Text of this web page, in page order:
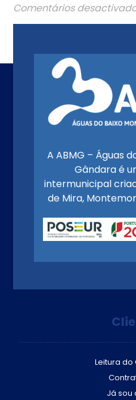
Comentários
A ABMG – Águas
Gândara é
intermunicipal
de Mira,
Leitura
Já sou